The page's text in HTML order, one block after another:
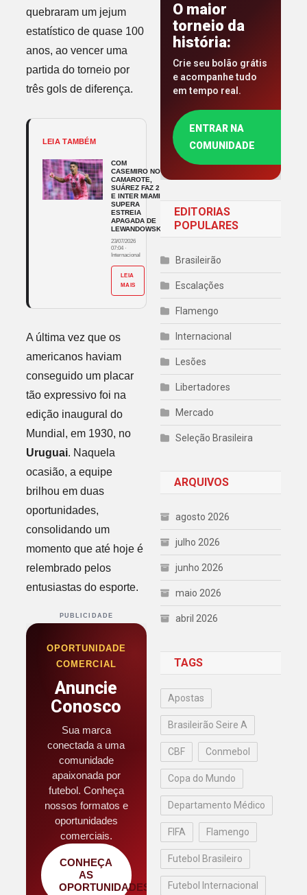
quebraram um jejum
estatístico de quase 100
anos, ao vencer uma
partida do torneio por
três gols de diferença.
LEIA TAMBÉM
COM
CASEMIRO NO
CAMAROTE,
SUÁREZ FAZ 2
E INTER MIAMI
SUPERA
ESTREIA
APAGADA DE
LEWANDOWSKI
23/07/2026
07:04 ·
Internacional
LEIA
MAIS
A última vez que os
americanos haviam
conseguido um placar
tão expressivo foi na
edição inaugural do
Mundial, em 1930, no
Uruguai. Naquela
ocasião, a equipe
brilhou em duas
oportunidades,
consolidando um
momento que até hoje é
relembrado pelos
entusiastas do esporte.
PUBLICIDADE
OPORTUNIDADE
COMERCIAL
Anuncie
Conosco
Sua marca
conectada a uma
comunidade
apaixonada por
futebol. Conheça
nossos formatos e
oportunidades
comerciais.
CONHEÇA
AS
OPORTUNIDADES
O maior
torneio da
história:
Crie seu bolão grátis
e acompanhe tudo
em tempo real.
ENTRAR NA
COMUNIDADE
EDITORIAS
POPULARES
Brasileirão
Escalações
Flamengo
Internacional
Lesões
Libertadores
Mercado
Seleção Brasileira
ARQUIVOS
agosto 2026
julho 2026
junho 2026
maio 2026
abril 2026
TAGS
Apostas
Brasileirão Seire A
CBF Conmebol
Copa do Mundo
Departamento Médico
FIFA Flamengo
Futebol Brasileiro
Futebol Internacional